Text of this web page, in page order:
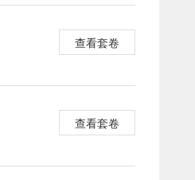
查看套卷
查看套卷